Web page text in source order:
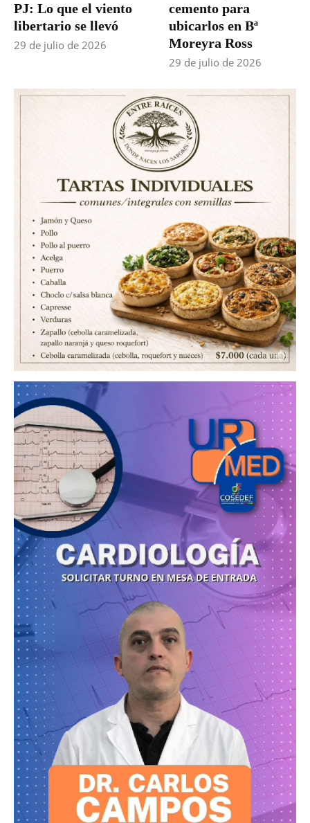
PJ: Lo que el viento
libertario se llevó
29 de julio de 2026
cemento para
ubicarlos en Bª
Moreyra Ross
29 de julio de 2026